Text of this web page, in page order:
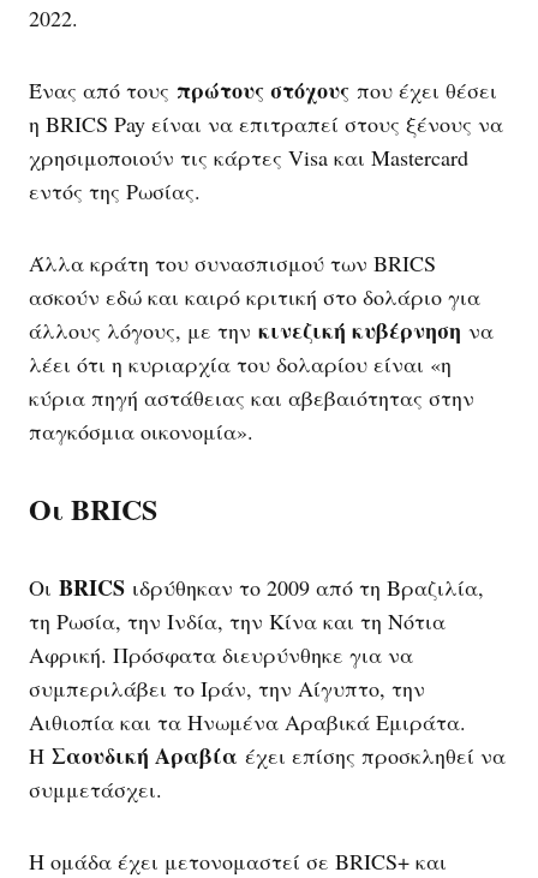
2022.
Ένας από τους πρώτους στόχους που έχει θέσει
η BRICS Pay είναι να επιτραπεί στους ξένους να
χρησιμοποιούν τις κάρτες Visa και Mastercard
εντός της Ρωσίας.
Άλλα κράτη του συνασπισμού των BRICS
ασκούν εδώ και καιρό κριτική στο δολάριο για
άλλους λόγους, με την κινεζική κυβέρνηση να
λέει ότι η κυριαρχία του δολαρίου είναι «η
κύρια πηγή αστάθειας και αβεβαιότητας στην
παγκόσμια οικονομία».
Οι BRICS
Οι BRICS ιδρύθηκαν το 2009 από τη Βραζιλία,
τη Ρωσία, την Ινδία, την Κίνα και τη Νότια
Αφρική. Πρόσφατα διευρύνθηκε για να
συμπεριλάβει το Ιράν, την Αίγυπτο, την
Αιθιοπία και τα Ηνωμένα Αραβικά Εμιράτα.
Η Σαουδική Αραβία έχει επίσης προσκληθεί να
συμμετάσχει.
Η ομάδα έχει μετονομαστεί σε BRICS+ και